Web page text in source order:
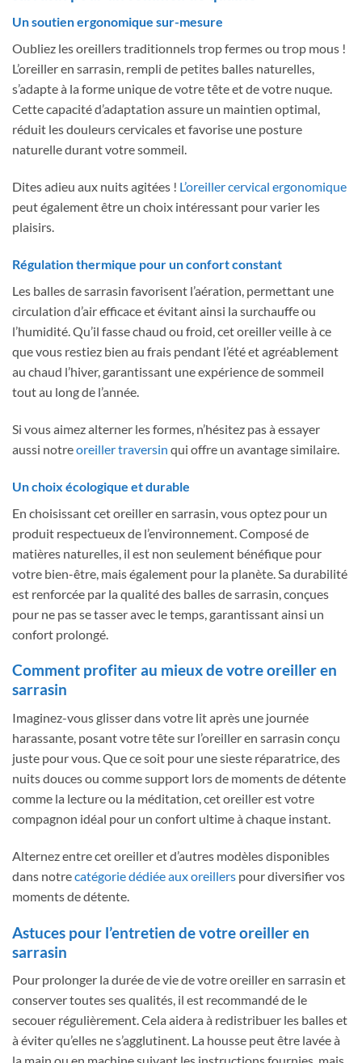
Un soutien ergonomique sur-mesure
Oubliez les oreillers traditionnels trop fermes ou trop mous !
L’oreiller en sarrasin, rempli de petites balles naturelles,
s’adapte à la forme unique de votre tête et de votre nuque.
Cette capacité d’adaptation assure un maintien optimal,
réduit les douleurs cervicales et favorise une posture
naturelle durant votre sommeil.
Dites adieu aux nuits agitées ! L’oreiller cervical ergonomique
peut également être un choix intéressant pour varier les
plaisirs.
Régulation thermique pour un confort constant
Les balles de sarrasin favorisent l’aération, permettant une
circulation d’air efficace et évitant ainsi la surchauffe ou
l’humidité. Qu’il fasse chaud ou froid, cet oreiller veille à ce
que vous restiez bien au frais pendant l’été et agréablement
au chaud l’hiver, garantissant une expérience de sommeil
tout au long de l’année.
Si vous aimez alterner les formes, n’hésitez pas à essayer
aussi notreoreiller traversin qui offre un avantage similaire.
Un choix écologique et durable
En choisissant cet oreiller en sarrasin, vous optez pour un
produit respectueux de l’environnement. Composé de
matières naturelles, il est non seulement bénéfique pour
votre bien-être, mais également pour la planète. Sa durabilité
est renforcée par la qualité des balles de sarrasin, conçues
pour ne pas se tasser avec le temps, garantissant ainsi un
confort prolongé.
Comment profiter au mieux de votre oreiller en
sarrasin
Imaginez-vous glisser dans votre lit après une journée
harassante, posant votre tête sur l’oreiller en sarrasin conçu
juste pour vous. Que ce soit pour une sieste réparatrice, des
nuits douces ou comme support lors de moments de détente
comme la lecture ou la méditation, cet oreiller est votre
compagnon idéal pour un confort ultime à chaque instant.
Alternez entre cet oreiller et d’autres modèles disponibles
dans notrecatégorie dédiée aux oreillers pour diversifier vos
moments de détente.
Astuces pour l’entretien de votre oreiller en
sarrasin
Pour prolonger la durée de vie de votre oreiller en sarrasin et
conserver toutes ses qualités, il est recommandé de le
secouer régulièrement. Cela aidera à redistribuer les balles et
à éviter qu’elles ne s’agglutinent. La housse peut être lavée à